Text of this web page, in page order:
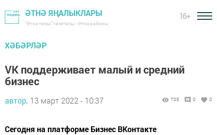
ӘТНӘ ЯҢАЛЫКЛАРЫ
"Әтнә таңы" газетасы - Әтнә районы
16+
ХӘБӘРЛӘР
VK поддерживает малый и средний
бизнес
автор, 13 март 2022 - 10:37 705 0 0
Сегодня на платформе Бизнес ВКонтакте